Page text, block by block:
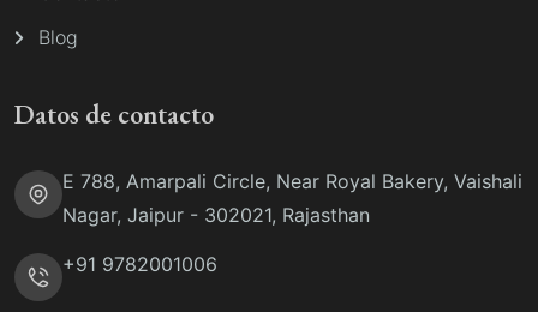
Blog
Datos de contacto
E 788, Amarpali Circle, Near Royal Bakery, Vaishali
Nagar, Jaipur - 302021, Rajasthan
+91 9782001006